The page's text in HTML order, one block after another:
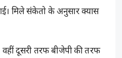
मिले संकेतो के अनुसार क्यास
दूसरी तरफ बीजेपी की तरफ